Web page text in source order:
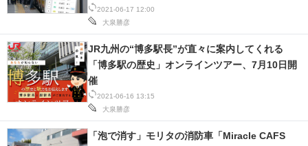
マーケ×ITの今がよく分かる
ITエンジニア向け専門サイト
企業向けIT製品の総合サイト
IT製品の技術・比較・事例
製造業のIT導入・活用を支援
2021-06-17 12:00
大泉勝彦
2021-06-16 13:15
大泉勝彦
JR九州の“博多駅長”が直々に案内してくれる
「博多駅の歴史」オンラインツアー、7月10日開
催
「泡で消す」モリタの消防車「Miracle CAFS